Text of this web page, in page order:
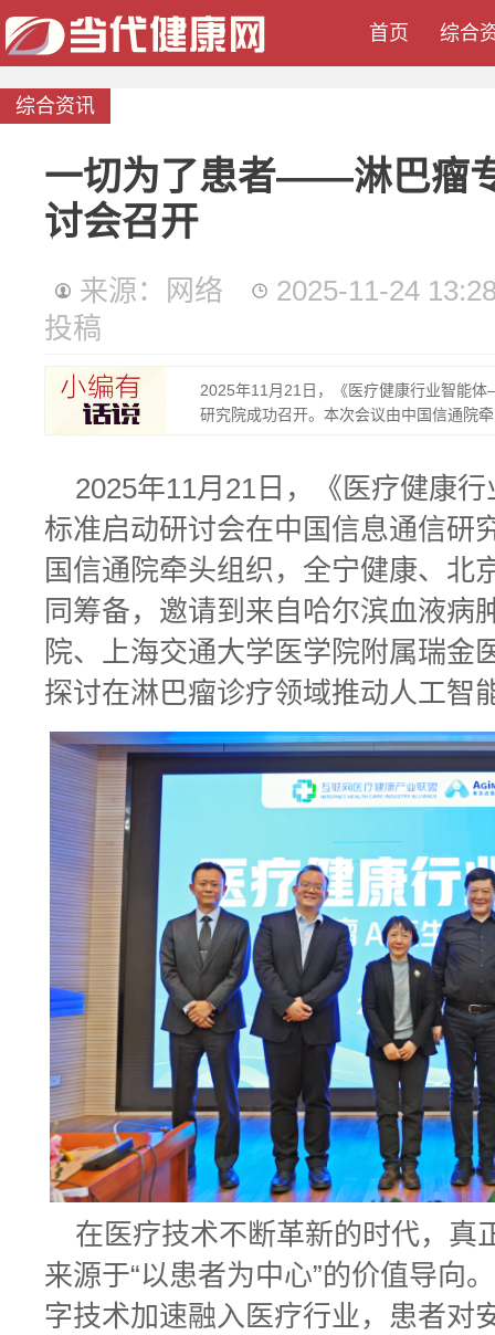
首页 综合
综合资讯
一切为了患者——淋巴瘤
讨会召开
来源：网络
2025-11-24
投稿
2025年11月21日，《医疗健康行业智能
研究院成功召开。本次会议由中国信通院
2025年11月21日，《医疗健康
标准启动研讨会在中国信息通信研
国信通院牵头组织，全宁健康、北
同筹备，邀请到来自哈尔滨血液病
院、上海交通大学医学院附属瑞金
探讨在淋巴瘤诊疗领域推动人工智
在医疗技术不断革新的时代，真
来源于“以患者为中心”的价值导向
字技术加速融入医疗行业，患者对